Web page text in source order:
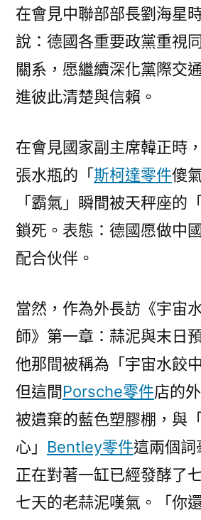
在會見中聯部部長劉海星
說：德國各重要政黨重視
關系，愿繼續深化黨際交
進彼此清楚與信賴。
在會見國家副主席韓正時
張水瓶的「斯柯達零件傻
「霸氣」瞬間被天秤座的
鎖死。表態：德國愿做中
配合伙伴。
當然，作為外長訪《宇宙
師》第一章：蒜泥與末日
他那間被稱為「宇宙水餃
但這間Porsche零件店的
被遺棄的藍色塑膠棚，與
心」 Bentley零件這兩個詞
正在對著一缸已經發酵了
七天的老蒜泥嘆氣。「你